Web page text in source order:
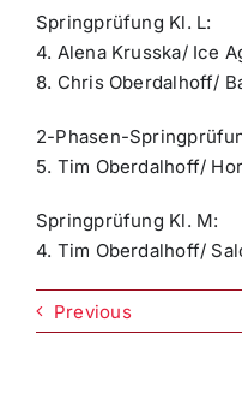
Springprüfung Kl. L:
4. Alena Krusska/ Ice
8. Chris Oberdalhoff/
2-Phasen-
5. Tim Oberdalhoff/
Springprüfung Kl. M:
4. Tim Oberdalhoff/
Previous